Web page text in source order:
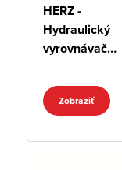
HERZ -
Hydraulický
vyrovnávač
tlakov (anuloid)
Zobraziť